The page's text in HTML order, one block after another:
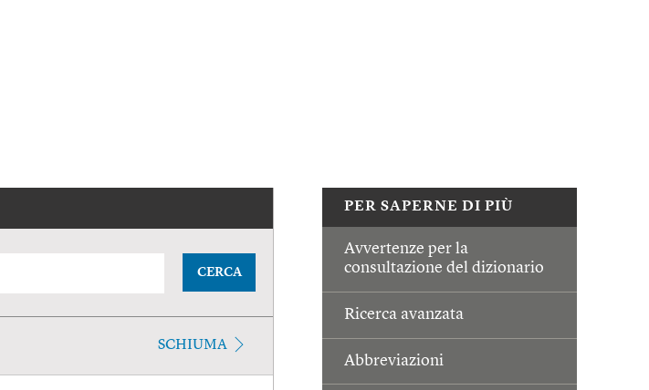
PER SAPERNE DI PIÙ
Avvertenze per la
consultazione del dizionario
Ricerca avanzata
Abbreviazioni
CERCA
SCHIUMA